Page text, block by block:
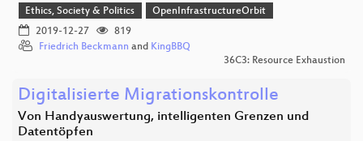
Ethics, Society & Politics
OpenInfrastructureOrbit
2019-12-27
819
Friedrich Beckmann and KingBBQ
36C3: Resource Exhaustion
Digitalisierte Migrationskontrolle
Von Handyauswertung, intelligenten Grenzen und
Datentöpfen